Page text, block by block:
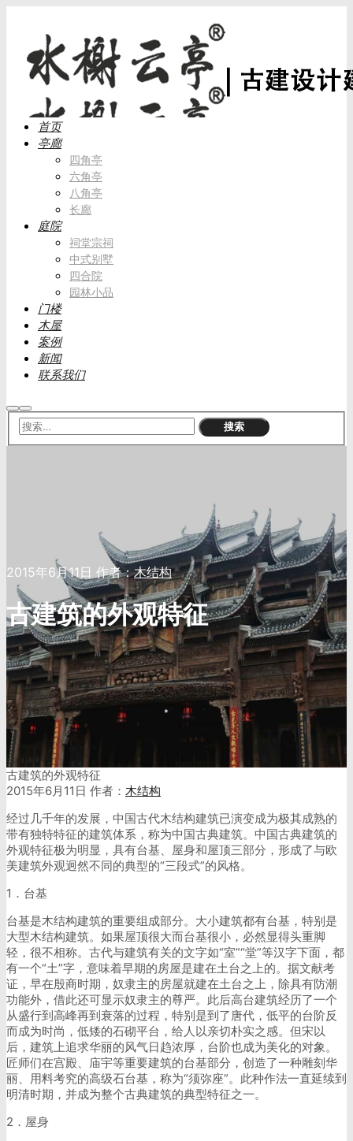
首页
亭廊
四角亭
六角亭
八角亭
长廊
庭院
祠堂宗祠
中式别墅
四合院
园林小品
门楼
木屋
案例
新闻
联系我们
搜 主
菜
单
2015年6月11日 作者：木结构
古建筑的外观特征
古建筑的外观特征
2015年6月11日 作者： 木结构
经过几千年的发展，中国古代木结构建筑已演变成为极其成熟的
带有独特特征的建筑体系，称为中国古典建筑。中国古典建筑的
外观特征极为明显，具有台基、屋身和屋顶三部分，形成了与欧
美建筑外观迥然不同的典型的“三段式”的风格。
1．台基
台基是木结构建筑的重要组成部分。大小建筑都有台基，特别是
大型木结构建筑。如果屋顶很大而台基很小，必然显得头重脚
轻，很不相称。古代与建筑有关的文字如“室”“堂”等汉字下面，都
有一个“土”字，意味着早期的房屋是建在土台之上的。据文献考
证，早在殷商时期，奴隶主的房屋就建在土台之上，除具有防潮
功能外，借此还可显示奴隶主的尊严。此后高台建筑经历了一个
从盛行到高峰再到衰落的过程，特别是到了唐代，低平的台阶反
而成为时尚，低矮的石砌平台，给人以亲切朴实之感。但宋以
后，建筑上追求华丽的风气日趋浓厚，台阶也成为美化的对象。
匠师们在宫殿、庙宇等重要建筑的台基部分，创造了一种雕刻华
丽、用料考究的高级石台基，称为“须弥座”。此种作法一直延续到
明清时期，并成为整个古典建筑的典型特征之一。
2．屋身